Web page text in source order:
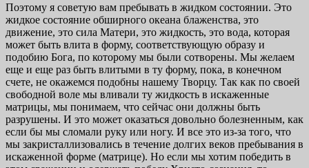
Поэтому я советую вам пребывать в жидком состоянии. Это
жидкое состояние обширного океана блаженства, это
движение, это сила Матери, это жидкость, это вода, которая
может быть влита в форму, соответствующую образу и
подобию Бога, по которому мы были сотворены. Мы желаем
еще и еще раз быть влитыми в ту форму, пока, в конечном
счете, не окажемся подобны нашему Творцу. Так как по своей
свободной воле мы вливали ту жидкость в искаженные
матрицы, мы понимаем, что сейчас они должны быть
разрушены. И это может оказаться довольно болезненным, как
если бы мы сломали руку или ногу. И все это из-за того, что
мы закристаллизовались в течение долгих веков пребывания в
искаженной форме (матрице). Но если мы хотим победить в